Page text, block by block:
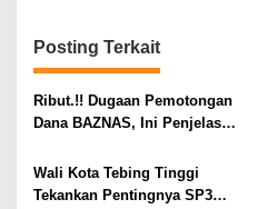
g
a
s
i
p
o
Posting Terkait
Ribut.!! Dugaan Pemotongan
Dana BAZNAS, Ini Penjelasan
Wali Kota Tebing Tinggi
Tekankan Pentingnya SP3